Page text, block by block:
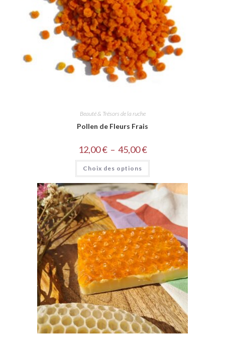
Beauté & Trésors de la ruche
Pollen de Fleurs Frais
12,00€ – 45,00€
Choix des options